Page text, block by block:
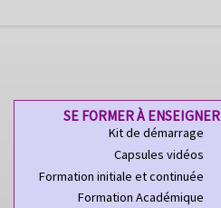
SE FORMER À ENSEIGNER
Kit de démarrage
Capsules vidéos
Formation initiale et continuée
Formation Académique